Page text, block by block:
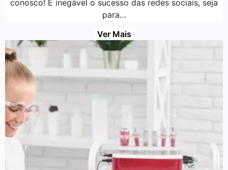
conosco! É inegável o sucesso das redes sociais, seja
para…
Ver Mais